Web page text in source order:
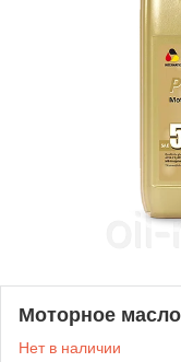
Моторное масло
Нет в наличии